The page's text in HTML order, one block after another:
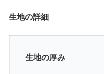
生地の詳細
生地の厚み